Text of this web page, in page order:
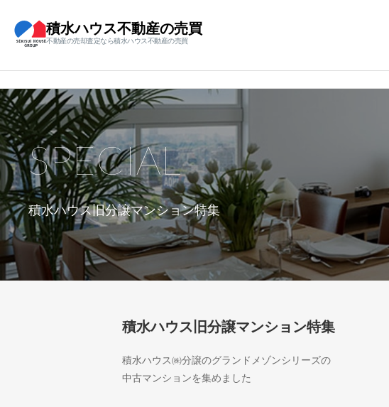
積水ハウス不動産の売買
不動産の売却査定なら積水ハウス不動産の売買
積水ハウス旧分譲マンション特集
SPECIAL
積水ハウス旧分譲マンション特集
積水ハウス㈱分譲のグランドメゾンシリーズの
中古マンションを集めました